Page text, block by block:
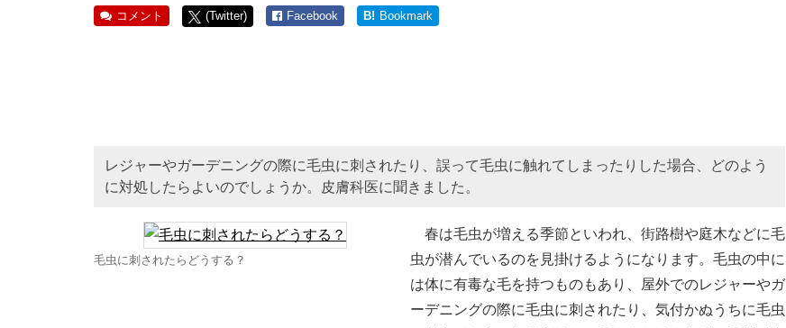
コメント (Twitter) Facebook B! Bookmark
レジャーやガーデニングの際に毛虫に刺されたり、誤って毛虫に触れてしまったりした場合、どのよう
に対処したらよいのでしょうか。皮膚科医に聞きました。
毛虫に刺されたらどうする？
春は毛虫が増える季節といわれ、街路樹や庭木などに毛
虫が潜んでいるのを見掛けるようになります。毛虫の中に
は体に有毒な毛を持つものもあり、屋外でのレジャーやガ
ーデニングの際に毛虫に刺されたり、気付かぬうちに毛虫